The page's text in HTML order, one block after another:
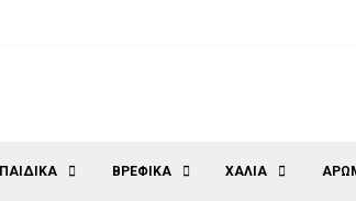
ΠΑΙΔΙΚΑ ΒΡΕΦΙΚΑ ΧΑΛΙΑ